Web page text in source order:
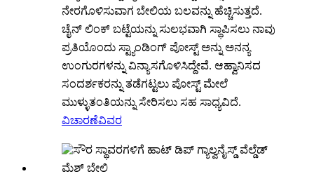
ನೇರಗೊಳಿಸುವಾಗ ಬೇಲಿಯ ಬಲವನ್ನು ಹೆಚ್ಚಿಸುತ್ತದೆ.
ಚೈನ್ ಲಿಂಕ್ ಬಟ್ಟೆಯನ್ನು ಸುಲಭವಾಗಿ ಸ್ಥಾಪಿಸಲು ನಾವು
ಪ್ರತಿಯೊಂದು ಸ್ಟ್ಯಾಂಡಿಂಗ್ ಪೋಸ್ಟ್ ಅನ್ನು ಅನನ್ಯ
ಉಂಗುರಗಳನ್ನು ವಿನ್ಯಾಸಗೊಳಿಸಿದ್ದೇವೆ. ಆಹ್ವಾನಿಸದ
ಸಂದರ್ಶಕರನ್ನು ತಡೆಗಟ್ಟಲು ಪೋಸ್ಟ್ ಮೇಲೆ
ಮುಳ್ಳುತಂತಿಯನ್ನು ಸೇರಿಸಲು ಸಹ ಸಾಧ್ಯವಿದೆ.
ವಿಚಾರಣೆವಿವರ